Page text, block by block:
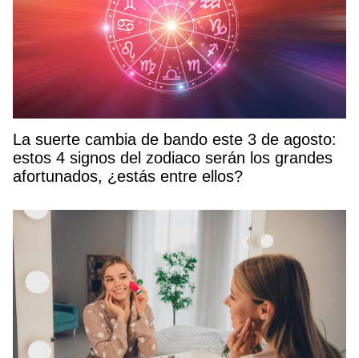
La suerte cambia de bando este 3 de agosto:
estos 4 signos del zodiaco serán los grandes
afortunados, ¿estás entre ellos?